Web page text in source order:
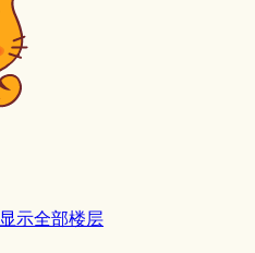
显示全部楼层